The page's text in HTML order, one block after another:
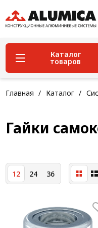
О компании
Услуги
Сервис и поддержка
Проекты
Контакты
Каталог
товаров
Система
профиля
Конвейерная
Система линейного
Главная Каталог
Гайки
12 24 36